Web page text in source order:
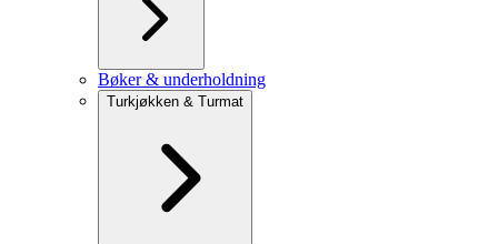
Bøker & underholdning
Turkjøkken & Turmat